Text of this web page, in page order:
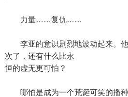
力量……复仇……
李亚的意识剧烈地波动起来。他
次了，还有什么比永
恒的虚无更可怕？
哪怕是成为一个荒诞可笑的播种